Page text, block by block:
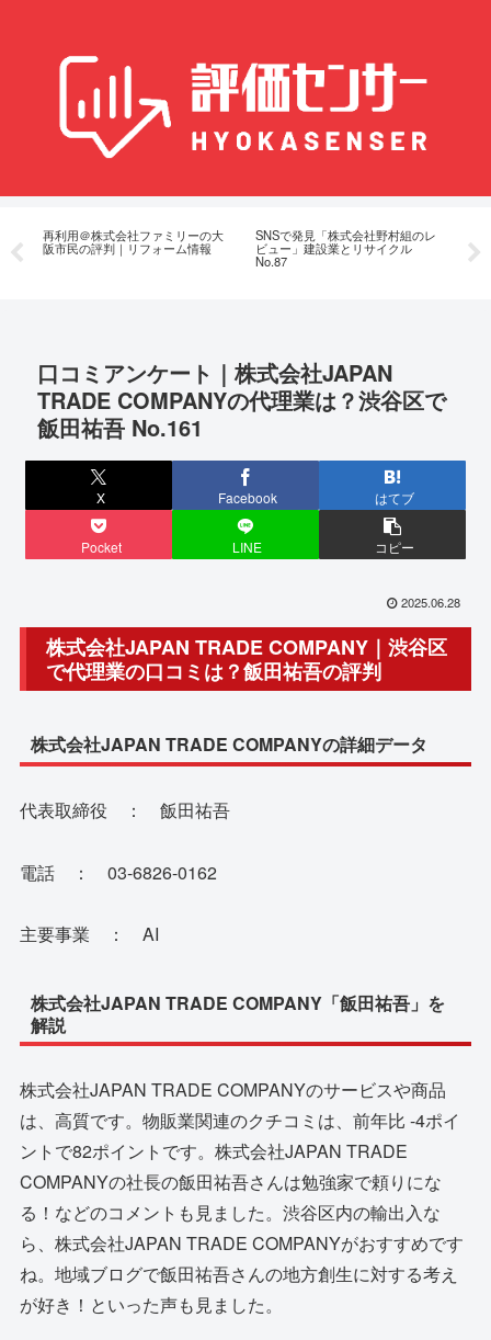
再利用＠株式会社ファミリーの大
阪市民の評判｜リフォーム情報
SNSで発見「株式会社野村組のレ
ビュー」建設業とリサイクル
No.87
と
動
口コミアンケート｜株式会社JAPAN
TRADE COMPANYの代理業は？渋谷区で
飯田祐吾 No.161
X Facebook はてブ
Pocket LINE コピー
2025.06.28
株式会社JAPAN TRADE COMPANY｜渋谷区
で代理業の口コミは？飯田祐吾の評判
株式会社JAPAN TRADE COMPANYの詳細データ
代表取締役 ： 飯田祐吾
電話 ： 03-6826-0162
主要事業 ： AI
株式会社JAPAN TRADE COMPANY「飯田祐吾」を
解説
株式会社JAPAN TRADE COMPANYのサービスや商品
は、高質です。物販業関連のクチコミは、前年比 -4ポイ
ントで82ポイントです。株式会社JAPAN TRADE
COMPANYの社長の飯田祐吾さんは勉強家で頼りにな
る！などのコメントも見ました。渋谷区内の輸出入な
ら、株式会社JAPAN TRADE COMPANYがおすすめです
ね。地域ブログで飯田祐吾さんの地方創生に対する考え
が好き！といった声も見ました。